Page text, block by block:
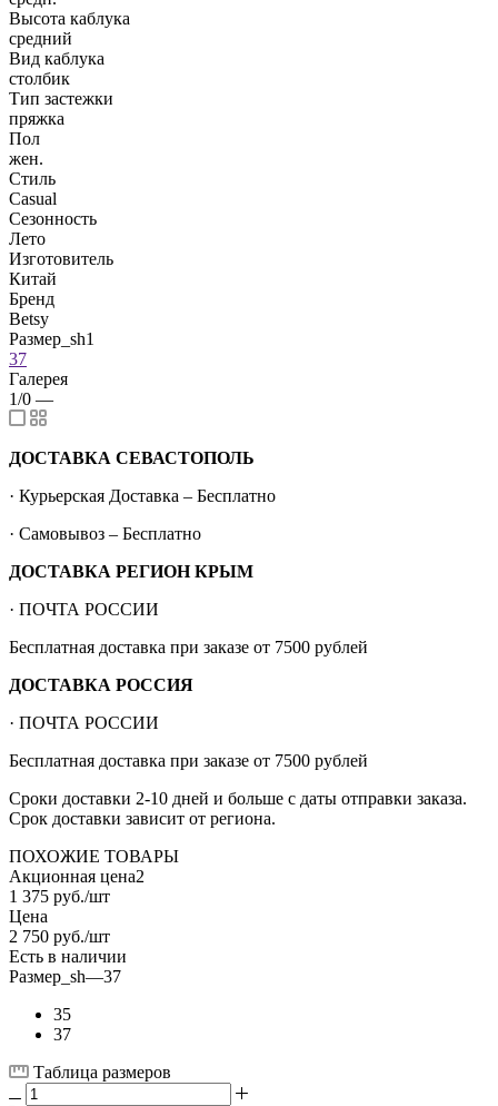
Высота каблука
средний
Вид каблука
столбик
Тип застежки
пряжка
Пол
жен.
Стиль
Casual
Сезонность
Лето
Изготовитель
Китай
Бренд
Betsy
Размер_sh1
37
Галерея
1/0 —
ДОСТАВКА СЕВАСТОПОЛЬ
· Курьерская Доставка – Бесплатно
· Самовывоз – Бесплатно
ДОСТАВКА РЕГИОН КРЫМ
· ПОЧТА РОССИИ
Бесплатная доставка при заказе от 7500 рублей
ДОСТАВКА РОССИЯ
· ПОЧТА РОССИИ
Бесплатная доставка при заказе от 7500 рублей
Сроки доставки 2-10 дней и больше с даты отправки заказа.
Срок доставки зависит от региона.
ПОХОЖИЕ ТОВАРЫ
Акционная цена2
1 375 руб./шт
Цена
2 750 руб./шт
Есть в наличии
Размер_sh—37
35
37
Таблица размеров